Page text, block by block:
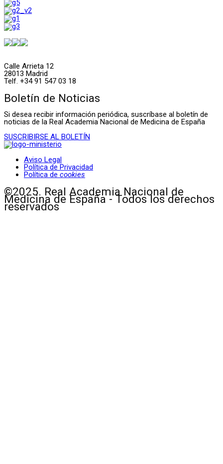
Calle Arrieta 12
28013 Madrid
Telf. +34 91 547 03 18
Boletín de Noticias
Si desea recibir información periódica, suscríbase al boletín de
noticias de la Real Academia Nacional de Medicina de España
SUSCRIBIRSE AL BOLETÍN
Aviso Legal
Política de Privacidad
Política de cookies
©2025. Real Academia Nacional de
Medicina de España - Todos los derechos
reservados